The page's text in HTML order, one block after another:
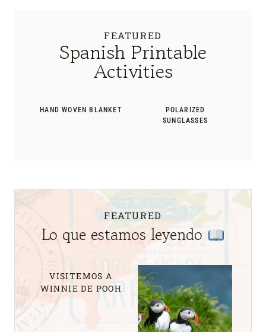
FEATURED
Spanish Printable
Activities
HAND WOVEN BLANKET
POLARIZED
SUNGLASSES
FEATURED
Lo que estamos leyendo
VISITEMOS A
WINNIE DE POOH